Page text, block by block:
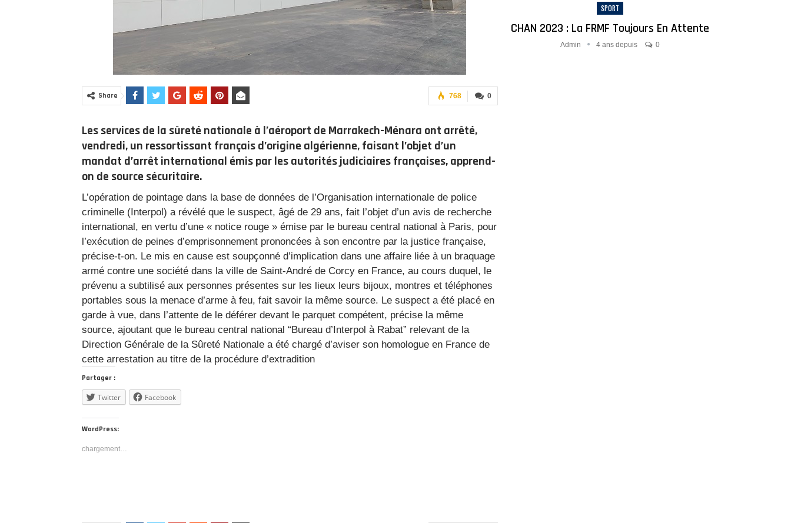
0
768
Share
Les services de la sûreté nationale à l’aéroport de Marrakech-Ménara ont arrêté,
vendredi, un ressortissant français d’origine algérienne, faisant l’objet d’un
mandat d’arrêt international émis par les autorités judiciaires françaises, apprend-
on de source sécuritaire.
L’opération de pointage dans la base de données de l’Organisation internationale de police
criminelle (Interpol) a révélé que le suspect, âgé de 29 ans, fait l’objet d’un avis de recherche
international, en vertu d’une « notice rouge » émise par le bureau central national à Paris, pour
l’exécution de peines d’emprisonnement prononcées à son encontre par la justice française,
précise-t-on. Le mis en cause est soupçonné d’implication dans une affaire liée à un braquage
armé contre une société dans la ville de Saint-André de Corcy en France, au cours duquel, le
prévenu a subtilisé aux personnes présentes sur les lieux leurs bijoux, montres et téléphones
portables sous la menace d’arme à feu, fait savoir la même source. Le suspect a été placé en
garde à vue, dans l’attente de le déférer devant le parquet compétent, précise la même
source, ajoutant que le bureau central national “Bureau d’Interpol à Rabat” relevant de la
Direction Générale de la Sûreté Nationale a été chargé d’aviser son homologue en France de
cette arrestation au titre de la procédure d’extradition
Partager :
Twitter Facebook
WordPress:
chargement…
SPORT
CHAN 2023 : La FRMF Toujours En Attente
Admin 4 ans depuis 0